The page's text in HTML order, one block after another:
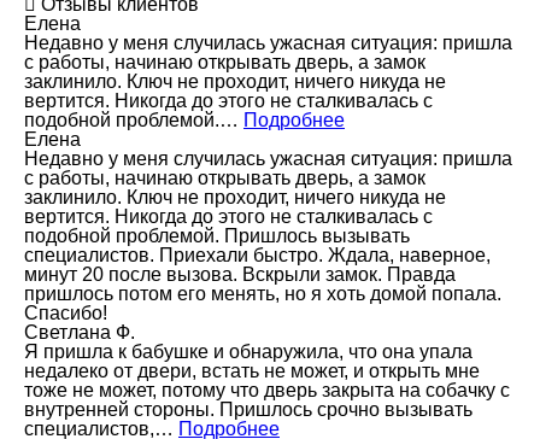
Елена
Недавно у меня случилась ужасная ситуация: пришла
с работы, начинаю открывать дверь, а замок
заклинило. Ключ не проходит, ничего никуда не
вертится. Никогда до этого не сталкивалась с
подобной проблемой.… Подробнее
Елена
Недавно у меня случилась ужасная ситуация: пришла
с работы, начинаю открывать дверь, а замок
заклинило. Ключ не проходит, ничего никуда не
вертится. Никогда до этого не сталкивалась с
подобной проблемой. Пришлось вызывать
специалистов. Приехали быстро. Ждала, наверное,
минут 20 после вызова. Вскрыли замок. Правда
пришлось потом его менять, но я хоть домой попала.
Спасибо!
Светлана Ф.
Я пришла к бабушке и обнаружила, что она упала
недалеко от двери, встать не может, и открыть мне
тоже не может, потому что дверь закрыта на собачку с
внутренней стороны. Пришлось срочно вызывать
специалистов,… Подробнее